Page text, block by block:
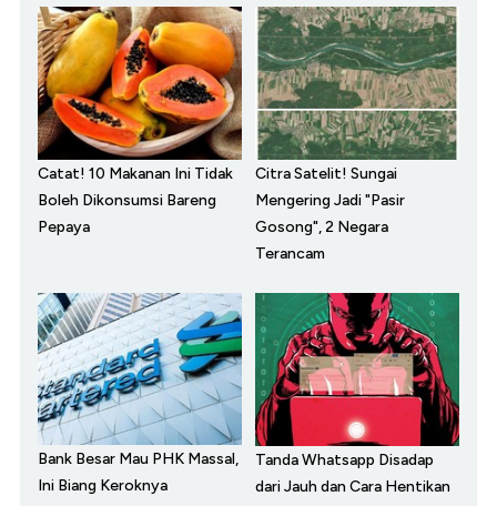
Catat! 10 Makanan Ini Tidak
Boleh Dikonsumsi Bareng
Pepaya
Citra Satelit! Sungai
Mengering Jadi "Pasir
Gosong", 2 Negara
Terancam
Bank Besar Mau PHK Massal,
Ini Biang Keroknya
Tanda Whatsapp Disadap
dari Jauh dan Cara Hentikan